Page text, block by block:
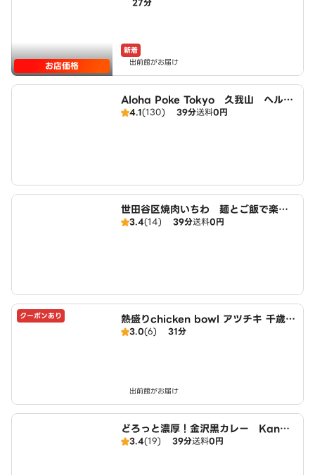
お店価格
新着
出前館がお届け
Aloha Poke Tokyo 久我山 ヘルシ
ースタイルポキ
4.1(130) 39分送料0円
世田谷区焼肉いちわ 麺とご飯で楽し
む「ユッケジャン」杉並店
3.4(14) 39分送料0円
クーポンあり
熱盛りchicken bowl アツチキ 千歳烏
山店
3.0(6) 31分
出前館がお届け
どろっと濃厚！金沢黒カレー Kanaz
awa Curry House 久我山店
3.4(19) 39分送料0円